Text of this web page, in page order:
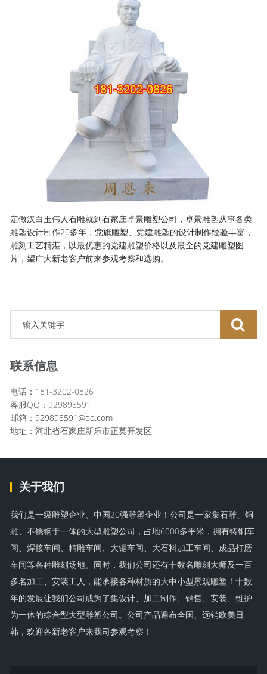
定做汉白玉伟人石雕就到石家庄卓景雕塑公司，卓景雕塑从事各类
雕塑设计制作20多年，党旗雕塑、党建雕塑的设计制作经验丰富，
雕刻工艺精湛，以最优惠的党建雕塑价格以及最全的党建雕塑图
片，望广大新老客户前来参观考察和选购。
联系信息
电话：181-3202-0826
客服QQ：929898591
邮箱：929898591@qq.com
地址：河北省石家庄新乐市正莫开发区
关于我们
我们是一级雕塑企业、中国20强雕塑企业！公司是一家集石雕、铜
雕、不锈钢于一体的大型雕塑公司，占地6000多平米，拥有铸铜车
间、焊接车间、精雕车间、大锯车间、大石料加工车间、成品打磨
车间等各种雕刻场地。同时，我们公司还有十数名雕刻大师及一百
多名加工、安装工人，能承接各种材质的大中小型景观雕塑！十数
年的发展让我们公司成为了集设计、加工制作、销售、安装、维护
为一体的综合型大型雕塑公司。公司产品遍布全国、远销欧美日
韩，欢迎各新老客户来我司参观考察！